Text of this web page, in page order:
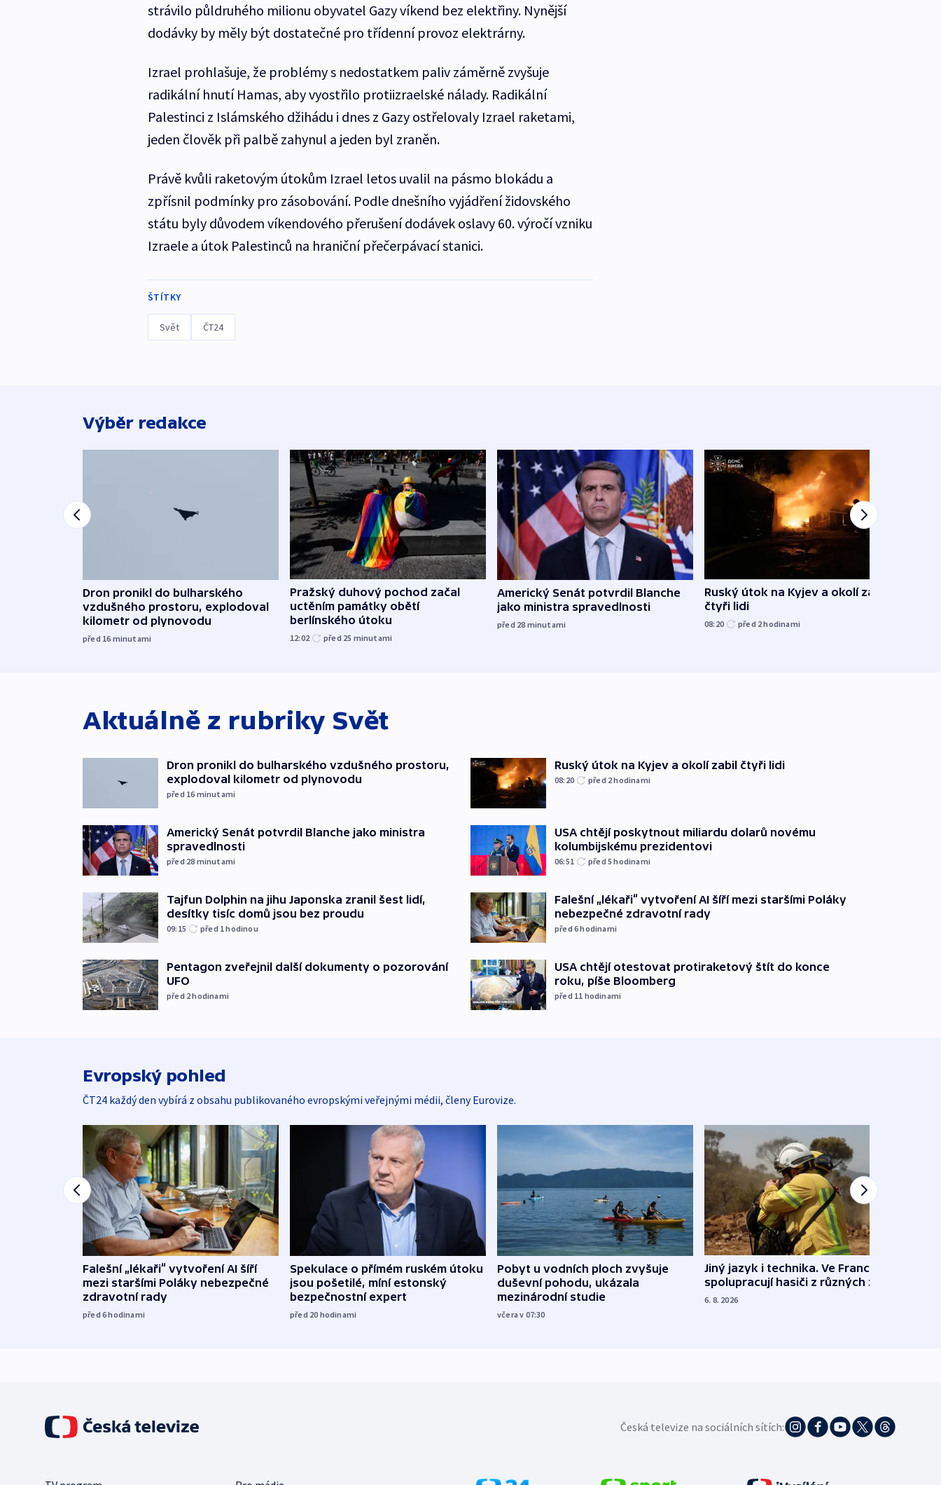
strávilo půldruhého milionu obyvatel Gazy víkend bez elektřiny. Nynější
dodávky by měly být dostatečné pro třídenní provoz elektrárny.
Izrael prohlašuje, že problémy s nedostatkem paliv záměrně zvyšuje
radikální hnutí Hamas, aby vyostřilo protiizraelské nálady. Radikální
Palestinci z Islámského džihádu i dnes z Gazy ostřelovaly Izrael raketami,
jeden člověk při palbě zahynul a jeden byl zraněn.
Právě kvůli raketovým útokům Izrael letos uvalil na pásmo blokádu a
zpřísnil podmínky pro zásobování. Podle dnešního vyjádření židovského
státu byly důvodem víkendového přerušení dodávek oslavy 60. výročí vzniku
Izraele a útok Palestinců na hraniční přečerpávací stanici.
ŠTÍTKY
Svět ČT24
Výběr redakce
Dron pronikl do bulharského
vzdušného prostoru, explodoval
kilometr od plynovodu
před 16 minutami
Pražský duhový pochod začal
uctěním památky obětí
berlínského útoku
12:02 před 25 minutami
Americký Senát potvrdil Blanche
jako ministra spravedlnosti
před 28 minutami
Ruský útok na Kyjev a okolí zabil
čtyři lidi
08:20 před 2hodinami
Aktuálně z rubriky Svět
Dron pronikl do bulharského vzdušného prostoru,
explodoval kilometr od plynovodu
před 16 minutami
Americký Senát potvrdil Blanche jako ministra
spravedlnosti
před 28 minutami
Tajfun Dolphin na jihu Japonska zranil šest lidí,
desítky tisíc domů jsou bez proudu
09:15 před 1hodinou
Pentagon zveřejnil další dokumenty o pozorování
UFO
před 2hodinami
Ruský útok na Kyjev a okolí zabil čtyři lidi
08:20 před 2hodinami
USA chtějí poskytnout miliardu dolarů novému
kolumbijskému prezidentovi
06:51 před 5hodinami
Falešní „lékaři“ vytvoření AI šíří mezi staršími Poláky
nebezpečné zdravotní rady
před 6hodinami
USA chtějí otestovat protiraketový štít do konce
roku, píše Bloomberg
před 11 hodinami
Evropský pohled
ČT24 každý den vybírá z obsahu publikovaného evropskými veřejnými médii, členy Eurovize.
Falešní „lékaři“ vytvoření AI šíří
mezi staršími Poláky nebezpečné
zdravotní rady
před 6hodinami
Spekulace o přímém ruském útoku
jsou pošetilé, míní estonský
bezpečnostní expert
před 20 hodinami
Pobyt u vodních ploch zvyšuje
duševní pohodu, ukázala
mezinárodní studie
včera v 07:30
Jiný jazyk i technika. Ve Francii
spolupracují hasiči z různých zemí
6. 8. 2026
Česká televize na sociálních sítích: